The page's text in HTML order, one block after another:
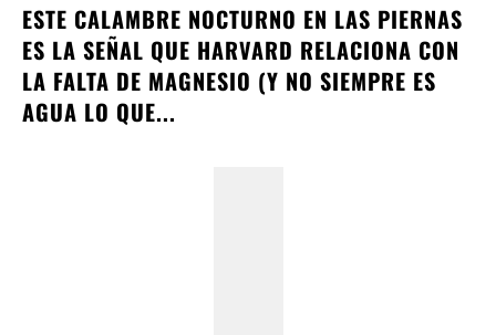
ESTE CALAMBRE NOCTURNO EN LAS PIERNAS
ES LA SEÑAL QUE HARVARD RELACIONA CON
LA FALTA DE MAGNESIO (Y NO SIEMPRE ES
AGUA LO QUE...